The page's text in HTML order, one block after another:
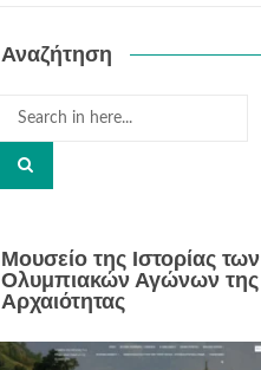
Αναζήτηση
Search
Μουσείο της Ιστορίας των
Ολυμπιακών Αγώνων της
Αρχαιότητας